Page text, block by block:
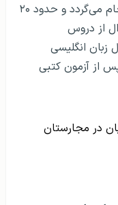
سوی دانشگاه و از طریق پلتفرم زوم انجام می‌گردد و حدود ۲۰
می‌انجامد. از شما ۲ سؤال از دروس
و ۲ سؤال شیمی و ۲ سؤال زبان انگلیسی
از آزمون کتبی
در مجارستان